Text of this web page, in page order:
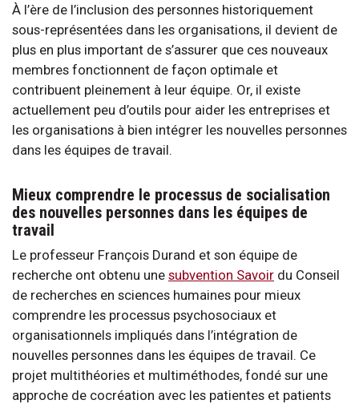
À l’ère de l’inclusion des personnes historiquement
sous-représentées dans les organisations, il devient de
plus en plus important de s’assurer que ces nouveaux
membres fonctionnent de façon optimale et
contribuent pleinement à leur équipe. Or, il existe
actuellement peu d’outils pour aider les entreprises et
les organisations à bien intégrer les nouvelles personnes
dans les équipes de travail.
Mieux comprendre le processus de socialisation
des nouvelles personnes dans les équipes de
travail
Le professeur François Durand et son équipe de
recherche ont obtenu une subvention Savoir du Conseil
de recherches en sciences humaines pour mieux
comprendre les processus psychosociaux et
organisationnels impliqués dans l’intégration de
nouvelles personnes dans les équipes de travail. Ce
projet multithéories et multiméthodes, fondé sur une
approche de cocréation avec les patientes et patients